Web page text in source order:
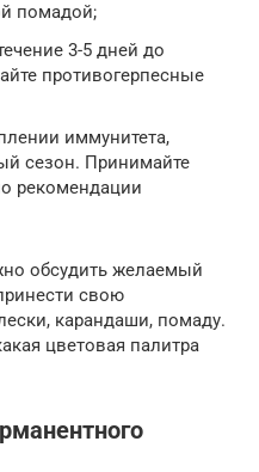
помадой;
3-5 дней до
противогерпесные
иммунитета,
сезон. Принимайте
рекомендации
обсудить желаемый
свою
карандаши, помаду.
цветовая палитра